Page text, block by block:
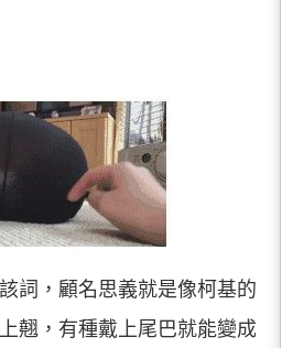
詞，顧名思義就是像柯基的
翹，有種戴上尾巴就能變成